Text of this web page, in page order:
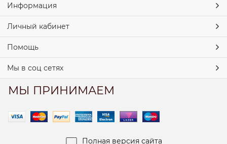
Информация
Личный кабинет
Помощь
Мы в соц сетях
МЫ ПРИНИМАЕМ
Полная версия сайта